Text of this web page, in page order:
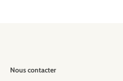
Nous contacter